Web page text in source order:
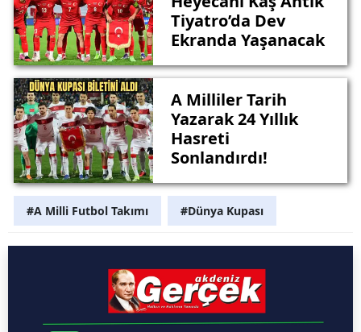
Tiyatro’da Dev
Ekranda Yaşanacak
A Milliler Tarih
Yazarak 24 Yıllık
Hasreti
Sonlandırdı!
#A Milli Futbol Takımı #Dünya Kupası